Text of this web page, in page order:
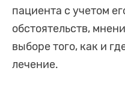
пациента с учетом
обстоятельств,
выборе того, как и
лечение.